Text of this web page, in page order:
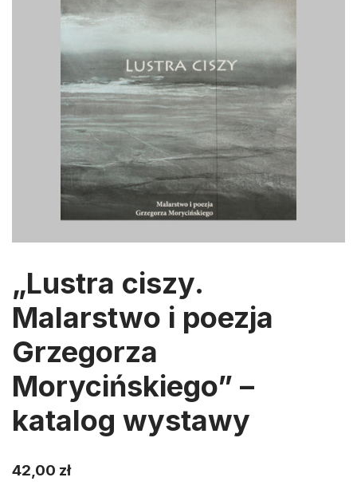
„Lustra ciszy.
Malarstwo i poezja
Grzegorza
Morycińskiego” –
katalog wystawy
42,00 zł